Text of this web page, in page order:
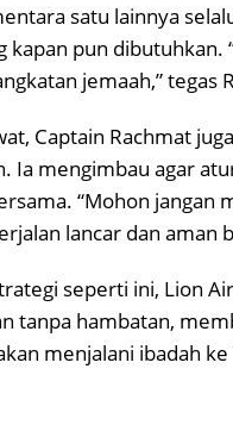
satu lainnya
kapan pun dibutuhkan.
jemaah,” tegas
Captain Rachmat
Ia mengimbau agar
“Mohon jangan
lancar dan aman
seperti ini, Lion
tanpa hambatan,
menjalani ibadah ke